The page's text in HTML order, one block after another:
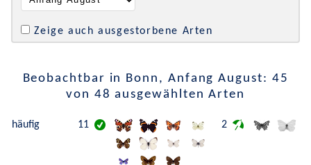
Zeige auch ausgestorbene Arten
Beobachtbar in Bonn, Anfang August: 45
von 48 ausgewählten Arten
häufig 11 2